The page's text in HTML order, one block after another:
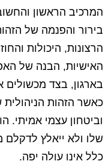
המרכיב הראשון
בירור והפנמה של
הרצונות, היכולות
האישיות, הבנה של
בארגון, בצד מכשולים
כאשר הזהות הניהולית
וביטחון עצמי אמיתי.
שלו ולא ייאלץ
כלל אינו עולה יפה.